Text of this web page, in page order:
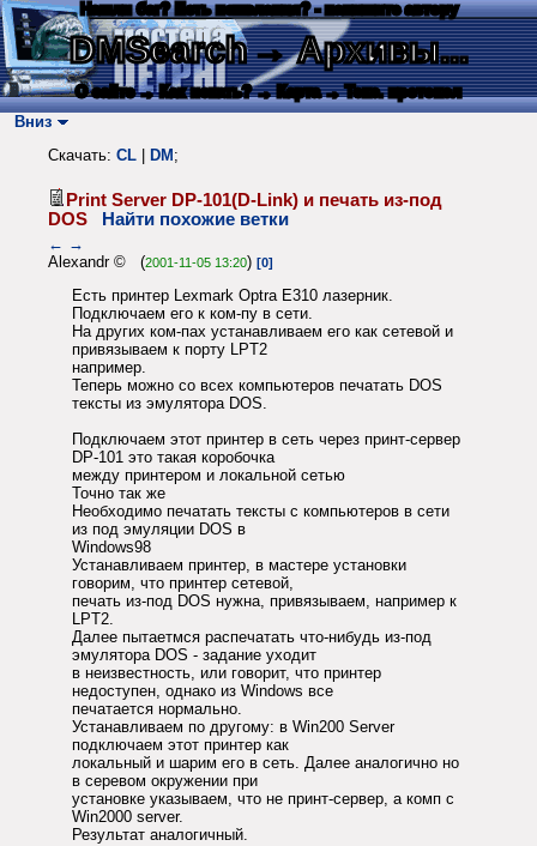
Нашли баг? Есть пожелания? - напишите автору
DMSearch→ Архивы...
О сайте → Как искать? → Карта → Текс. протокол
Вниз
Скачать: CL DM ;
Print Server DP-101(D-Link) и печать из-под
DOS
Найти похожие ветки
← →
Alexandr © (2001-11-05 13:20) [0]
Есть принтер Lexmark Optra E310 лазерник.
Подключаем его к ком-пу в сети.
На других ком-пах устанавливаем его как сетевой и
привязываем к порту LPT2
например.
Теперь можно со всех компьютеров печатать DOS
тексты из эмулятора DOS.
Подключаем этот принтер в сеть через принт-сервер
DP-101 это такая коробочка
между принтером и локальной сетью
Точно так же
Необходимо печатать тексты с компьютеров в сети
из под эмуляции DOS в
Windows98
Устанавливаем принтер, в мастере установки
говорим, что принтер сетевой,
печать из-под DOS нужна, привязываем, например к
LPT2.
Далее пытаетмся распечатать что-нибудь из-под
эмулятора DOS - задание уходит
в неизвестность, или говорит, что принтер
недоступен, однако из Windows все
печатается нормально.
Устанавливаем по другому: в Win200 Server
подключаем этот принтер как
локальный и шарим его в сеть. Далее аналогично но
в серевом окружении при
установке указываем, что не принт-сервер, а комп c
Win2000 server.
Результат аналогичный.